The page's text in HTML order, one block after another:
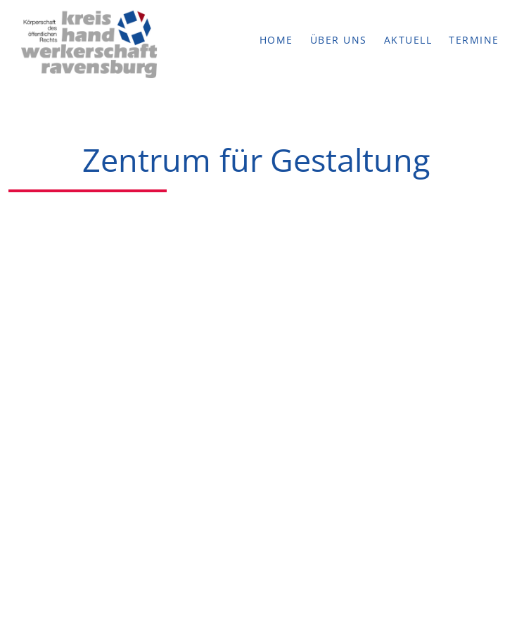
HOME ÜBER UNS AKTUELL TERMINE
Zentrum für Gestaltung